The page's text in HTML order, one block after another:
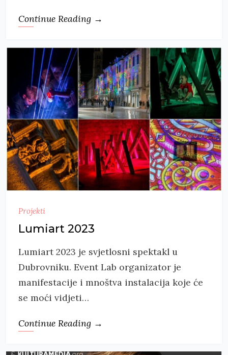
Continue Reading →
Projekti
Lumiart 2023
Lumiart 2023 je svjetlosni spektakl u
Dubrovniku. Event Lab organizator je
manifestacije i mnoštva instalacija koje će
se moći vidjeti…
Continue Reading →